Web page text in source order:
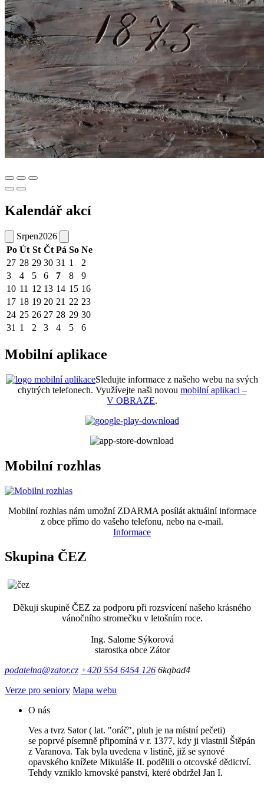
Kalendář akcí
Srpen2026
Po Út St Čt Pá So Ne
27 28 29 30 31 1
2
3
4 5 6 7 8
9
10 11 12 13 14 15 16
17 18 19 20 21 22 23
24 25 26 27 28 29 30
31 1 2 3 4 5 6
Mobilní aplikace
Sledujte informace z našeho webu na svých
chytrých telefonech. Využívejte naši novou mobilní aplikaci –
V OBRAZE.
Mobilní rozhlas
Mobilní rozhlas nám umožní ZDARMA posílát aktuální informace
z obce přímo do vašeho telefonu, nebo na e-mail.
Informace
Skupina ČEZ
Děkuji skupině ČEZ za podporu při rozsvícení našeho krásného
vánočního stromečku v letošním roce.
Ing. Salome Sýkorová
starostka obce Zátor
podatelna@zator.cz +420 554 6454 126 6kqbad4
Verze pro seniory Mapa webu
O nás
Ves a tvrz Sator ( lat. "oráč", pluh je na místní pečeti)
se poprvé písemně připomíná v r. 1377, kdy ji vlastnil Štěpán
z Varanova. Tak byla uvedena v listině, již se synové
opavského knížete Mikuláše II. podělili o otcovské dědictví.
Tehdy vzniklo krnovské panství, které obdržel Jan I.